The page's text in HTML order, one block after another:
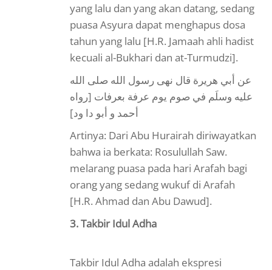
yang lalu dan yang akan datang, sedang
puasa Asyura dapat menghapus dosa
tahun yang lalu [H.R. Jamaah ahli hadist
kecuali al-Bukhari dan at-Turmudzi].
عن أبي هريرة قال نهى رسول الله صلى الله
عليه وسلَم في صوم يوم عرفة بعرفات [رواه
أحمد و أبو دا ود]
Artinya: Dari Abu Hurairah diriwayatkan
bahwa ia berkata: Rosulullah Saw.
melarang puasa pada hari Arafah bagi
orang yang sedang wukuf di Arafah
[H.R. Ahmad dan Abu Dawud].
3. Takbir Idul Adha
Takbir Idul Adha adalah ekspresi